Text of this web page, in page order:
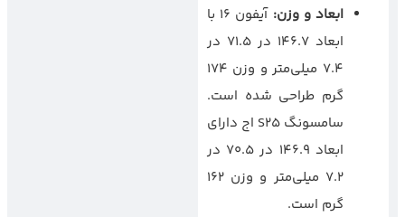
ابعاد و وزن:
آیفون ۱۶ با
ابعاد ۱۴۶.۷ در ۷۱.۵ در
۷.۴ میلی‌متر و وزن ۱۷۴
گرم طراحی شده است.
سامسونگ S25 اج دارای
ابعاد ۱۴۶.۹ در ۷۰.۵ در
۷.۲ میلی‌متر و وزن ۱۶۲
گرم است.